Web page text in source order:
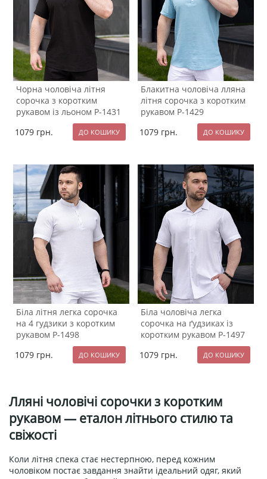
Чорна чоловіча літня
сорочка з коротким
рукавом із льоном Р-1431
1079 грн.
Блакитна чоловіча лляна
літня сорочка з коротким
рукавом Р-1429
1079 грн.
Біла літня легка сорочка
на 4 гудзики з коротким
рукавом Р-1498
1079 грн.
Біла чоловіча легка
сорочка на ґудзиках із
коротким рукавом Р-1497
1079 грн.
Лляні чоловічі сорочки з коротким
рукавом — еталон літнього стилю та
свіжості
Коли літня спека стає нестерпною, перед кожним
чоловіком постає завдання знайти ідеальний одяг, який